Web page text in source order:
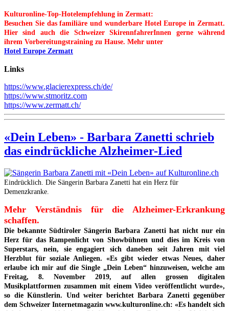
Kulturonline-Top-Hotelempfehlung in Zermatt:
Besuchen Sie das familiäre und wunderbare Hotel Europe in Zermatt.
Hier sind auch die Schweizer SkirennfahrerInnen gerne während
ihrem Vorbereitungstraining zu Hause. Mehr unter
Hotel Europe Zermatt
Links
https://www.glacierexpress.ch/de/
https://www.stmoritz.com
https://www.zermatt.ch/
«Dein Leben» - Barbara Zanetti schrieb
das eindrückliche Alzheimer-Lied
Eindrücklich. Die Sängerin Barbara Zanetti hat ein Herz für
Demenzkranke.
Mehr Verständnis für die Alzheimer-Erkrankung
schaffen.
Die bekannte Südtiroler Sängerin Barbara Zanetti hat nicht nur ein
Herz für das Rampenlicht von Showbühnen und dies im Kreis von
Superstars, nein, sie engagiert sich daneben seit Jahren mit viel
Herzblut für soziale Anliegen. «Es gibt wieder etwas Neues, daher
erlaube ich mir auf die Single „Dein Leben“ hinzuweisen, welche am
Freitag, 8. November 2019, auf allen grossen digitalen
Musikplattformen zusammen mit einem Video veröffentlicht wurde»,
so die Künstlerin. Und weiter berichtet Barbara Zanetti gegenüber
dem Schweizer Internetmagazin www.kulturonline.ch: «Es handelt sich